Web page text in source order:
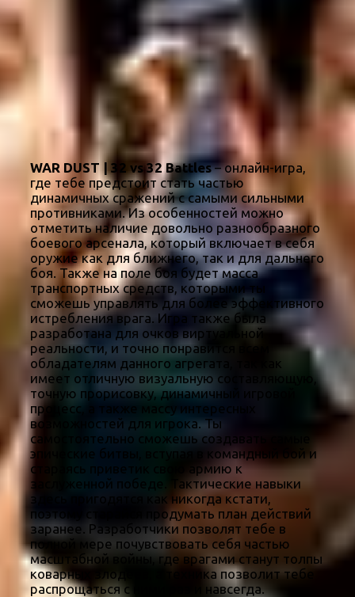
WAR DUST | 32 vs 32 Battles– онлайн-игра,
где тебе предстоит стать частью
динамичных сражений с самыми сильными
противниками. Из особенностей можно
отметить наличие довольно разнообразного
боевого арсенала, который включает в себя
оружие как для ближнего, так и для дальнего
боя. Также на поле боя будет масса
транспортных средств, которыми ты
сможешь управлять для более эффективного
истребления врага. Игра также была
разработана для очков виртуальной
реальности, и точно понравится всем
обладателям данного агрегата, так как
имеет отличную визуальную составляющую,
точную прорисовку, динамичный игровой
процесс, а также массу интересных
возможностей для игрока. Ты
самостоятельно сможешь создавать самые
эпические битвы, вступая в командный бой и
стараясь приветик свою армию к
заслуженной победе. Тактические навыки
здесь пригодятся как никогда кстати,
поэтому старайся продумать план действий
заранее. Разработчики позволят тебе в
полной мере почувствовать себя частью
масштабной войны, где врагами станут толпы
коварных злодеев, а техника позволит тебе
распрощаться с ними раз и навсегда.